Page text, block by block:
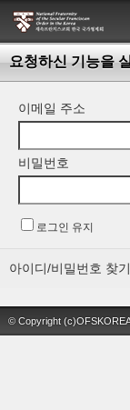
요청하신 기능을
이메일 주소
비밀번호
로그인 유지
아이디/비밀번호 찾기
© Copyright